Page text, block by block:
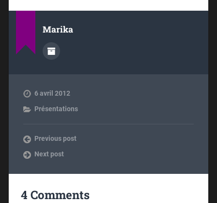
Marika
6 avril 2012
Présentations
Previous post
Next post
4 Comments